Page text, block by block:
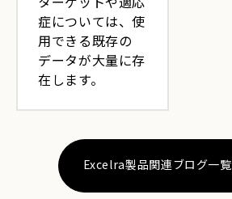
症については、使
用できる既存の
データが大量に存
在します。
Excelra製品関連ブログ一覧